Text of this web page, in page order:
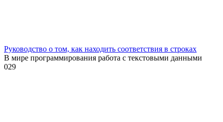
Руководство о том, как находить соответствия в строках
В мире программирования работа с текстовыми данными
029